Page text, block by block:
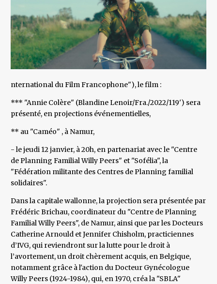
nternational du Film Francophone"), le film :
*** "Annie Colère" (Blandine Lenoir/Fra./2022/119') sera
présenté, en projections événementielles,
** au "Caméo" , à Namur,
- le jeudi 12 janvier, à 20h, en partenariat avec le "Centre
de Planning Familial Willy Peers" et "Sofélia", la
"Fédération militante des Centres de Planning familial
solidaires".
Dans la capitale wallonne, la projection sera présentée par
Frédéric Brichau, coordinateur du "Centre de Planning
Familial Willy Peers", de Namur, ainsi que par les Docteurs
Catherine Arnould et Jennifer Chisholm, practiciennes
d’IVG, qui reviendront sur la lutte pour le droit à
l’avortement, un droit chèrement acquis, en Belgique,
notamment grâce à l'action du Docteur Gynécologue
Willy Peers (1924-1984), qui, en 1970, créa la "SBLA"